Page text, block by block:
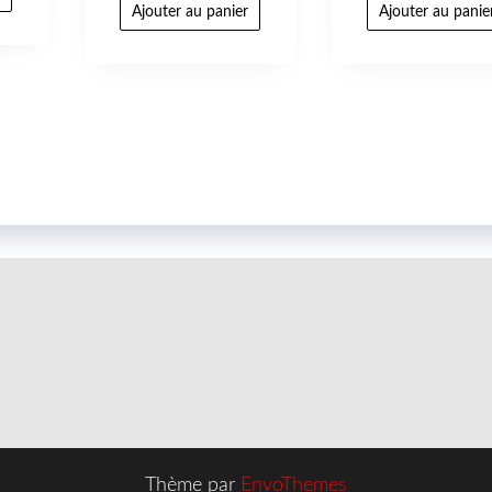
Ajouter au panier
Ajouter au
Thème par EnvoThemes